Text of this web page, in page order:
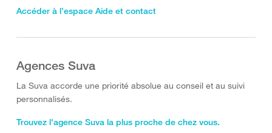
Accéder à l’espace Aide et contact
Agences Suva
La Suva accorde une priorité absolue au conseil et au suivi
personnalisés.
Trouvez l'agence Suva la plus proche de chez vous.